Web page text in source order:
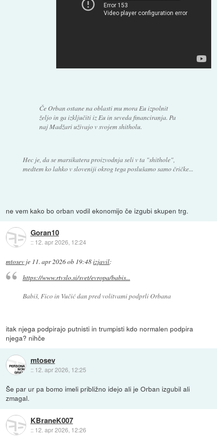
Če Orban ostane na oblasti mu mora Eu izpolnit
željo in ga izključiti iz Eu in seveda financiranja. Pa
naj Madžari uživajo v svojem shitholu.
Hec je, da se marsikatera proizvodnja seli v ta "shithole",
medtem ko lahko v sloveniji okrog tega poslušamo samo čričke...
ne vem kako bo orban vodil ekonomijo če izgubi skupen trg.
Goran10
:: 12. apr 2026, 12:24
mtosev je 11. apr 2026 ob 19:48izjavil:
https://www.rtvslo.si/svet/evropa/babis...
Babiš, Fico in Vučić dan pred volitvami podprli Orbana
itak njega podpirajo putnisti in trumpisti kdo normalen podpira
njega? nihče
mtosev
:: 12. apr 2026, 12:25
Še par ur pa bomo imeli približno idejo ali je Orban izgubil ali
zmagal.
KBraneK007
:: 12. apr 2026, 12:26